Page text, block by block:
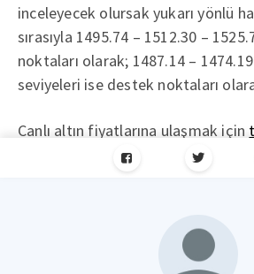
inceleyecek olursak yukarı yönlü
sırasıyla 1495.74 – 1512.30 –
noktaları olarak; 1487.14 –
seviyeleri ise destek noktaları
Canlı altın fiyatlarına ulaşmak için